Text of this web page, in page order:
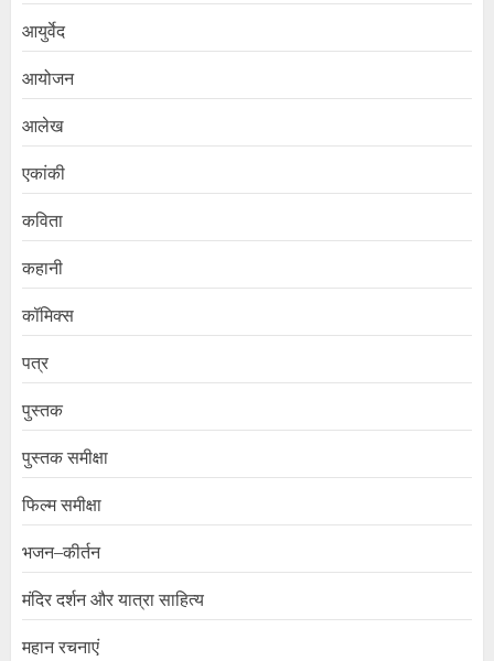
आयुर्वेद
आयोजन
आलेख
एकांकी
कविता
कहानी
कॉमिक्स
पत्र
पुस्तक
पुस्तक समीक्षा
फिल्म समीक्षा
भजन–कीर्तन
मंदिर दर्शन और यात्रा साहित्य
महान रचनाएं